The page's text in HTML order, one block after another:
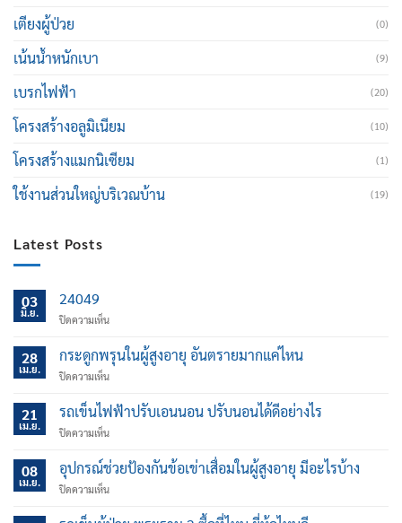
เตียงผู้ป่วย (0)
เน้นน้ำหนักเบา (9)
เบรกไฟฟ้า (20)
โครงสร้างอลูมิเนียม (10)
โครงสร้างแมกนิเซียม (1)
ใช้งานส่วนใหญ่บริเวณบ้าน (19)
Latest Posts
03
มิ.ย.
24049
ปิดความเห็นบน
28
เม.ย.
กระดูกพรุนในผู้สูงอายุ อันตรายมากแค่ไหน
ปิดความเห็นบน
พรุน
ใน
ผู้
อายุ
มาก
21
เม.ย.
รถเข็นไฟฟ้าปรับเอนนอน ปรับนอนได้ดีอย่างไร
ปิดความเห็นบน
เข็น
ไฟฟ้า
ปรับ
08
เม.ย.
อุปกรณ์ช่วยป้องกันข้อเข่าเสื่อมในผู้สูงอายุ มีอะไรบ้าง
ปิดความเห็นบน
ช่วย